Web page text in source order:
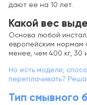
дают ее на 10 лет.
Какой вес
Основа любой
европейским нормам
менее, чем 400 кг, 30
Но есть модели,
переплачивать?
Тип смывного